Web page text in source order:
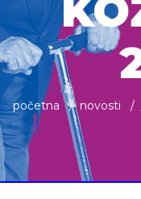
početna novosti